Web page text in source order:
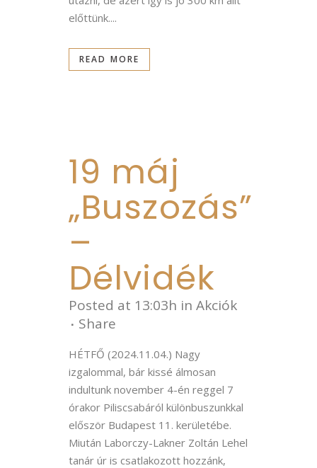
előttünk....
READ MORE
19 máj
„Buszozás”
–
Délvidék
Posted at 13:03h in Akciók
Share
HÉTFŐ (2024.11.04.) Nagy
izgalommal, bár kissé álmosan
indultunk november 4-én reggel 7
órakor Piliscsabáról különbuszunkkal
először Budapest 11. kerületébe.
Miután Laborczy-Lakner Zoltán Lehel
tanár úr is csatlakozott hozzánk,